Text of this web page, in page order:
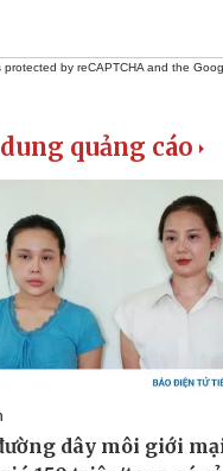
protected by reCAPTCHA and the